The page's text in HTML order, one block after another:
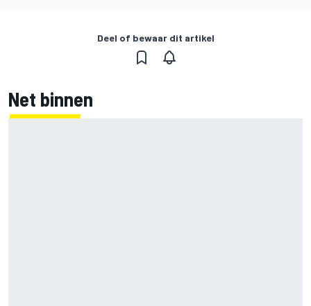
Deel of bewaar dit artikel
Net binnen